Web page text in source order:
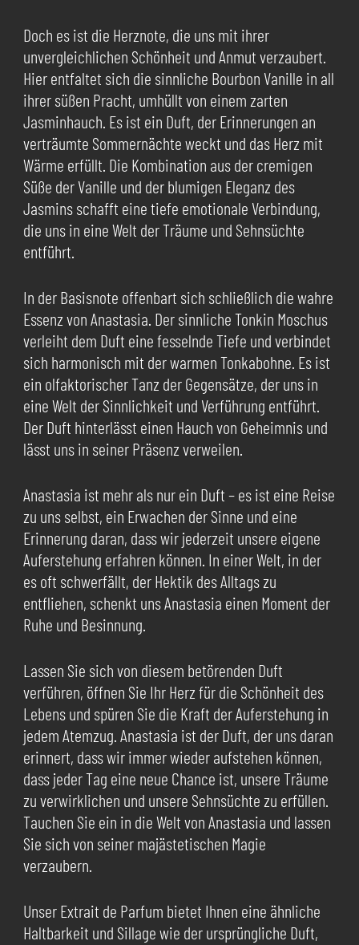
Doch es ist die Herznote, die uns mit ihrer
unvergleichlichen Schönheit und Anmut verzaubert.
Hier entfaltet sich die sinnliche Bourbon Vanille in all
ihrer süßen Pracht, umhüllt von einem zarten
Jasminhauch. Es ist ein Duft, der Erinnerungen an
verträumte Sommernächte weckt und das Herz mit
Wärme erfüllt. Die Kombination aus der cremigen
Süße der Vanille und der blumigen Eleganz des
Jasmins schafft eine tiefe emotionale Verbindung,
die uns in eine Welt der Träume und Sehnsüchte
entführt.
In der Basisnote offenbart sich schließlich die wahre
Essenz von Anastasia. Der sinnliche Tonkin Moschus
verleiht dem Duft eine fesselnde Tiefe und verbindet
sich harmonisch mit der warmen Tonkabohne. Es ist
ein olfaktorischer Tanz der Gegensätze, der uns in
eine Welt der Sinnlichkeit und Verführung entführt.
Der Duft hinterlässt einen Hauch von Geheimnis und
lässt uns in seiner Präsenz verweilen.
Anastasia ist mehr als nur ein Duft – es ist eine Reise
zu uns selbst, ein Erwachen der Sinne und eine
Erinnerung daran, dass wir jederzeit unsere eigene
Auferstehung erfahren können. In einer Welt, in der
es oft schwerfällt, der Hektik des Alltags zu
entfliehen, schenkt uns Anastasia einen Moment der
Ruhe und Besinnung.
Lassen Sie sich von diesem betörenden Duft
verführen, öffnen Sie Ihr Herz für die Schönheit des
Lebens und spüren Sie die Kraft der Auferstehung in
jedem Atemzug. Anastasia ist der Duft, der uns daran
erinnert, dass wir immer wieder aufstehen können,
dass jeder Tag eine neue Chance ist, unsere Träume
zu verwirklichen und unsere Sehnsüchte zu erfüllen.
Tauchen Sie ein in die Welt von Anastasia und lassen
Sie sich von seiner majästetischen Magie
verzaubern.
Unser Extrait de Parfum bietet Ihnen eine ähnliche
Haltbarkeit und Sillage wie der ursprüngliche Duft,